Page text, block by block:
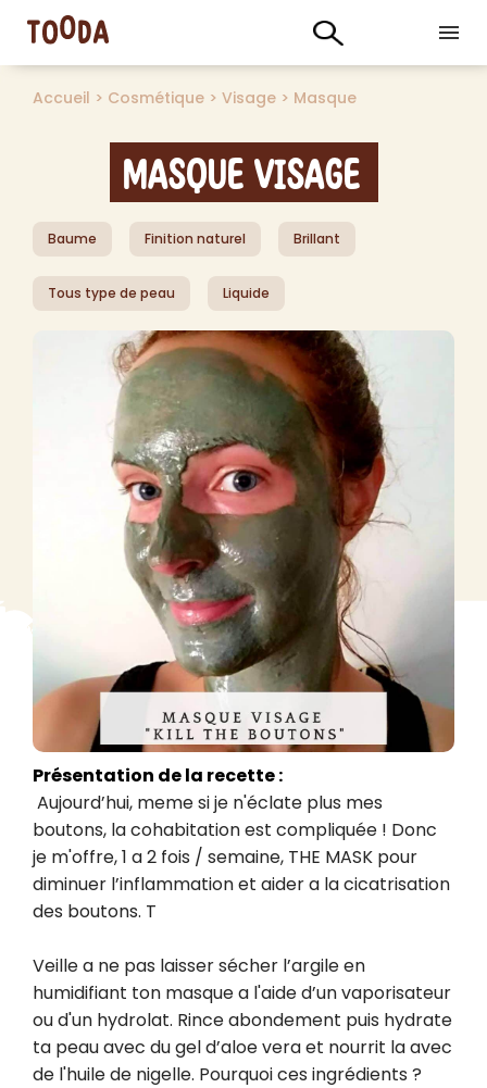
Accueil > Cosmétique > Visage > Masque
Masque Visage
Baume Finition naturel Brillant
Tous type de peau Liquide
Présentation de la recette :
boutons, la cohabitation est compliquée ! Donc
je m'offre, 1 a 2 fois / semaine, THE MASK pour
diminuer l’inflammation et aider a la cicatrisation
des boutons. T
Veille a ne pas laisser sécher l’argile en
humidifiant ton masque a l'aide d’un vaporisateur
ou d'un hydrolat. Rince abondement puis hydrate
ta peau avec du gel d’aloe vera et nourrit la avec
de l'huile de nigelle. Pourquoi ces ingrédients ?